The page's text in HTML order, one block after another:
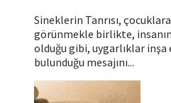
Sineklerin Tanrısı,
görünmekle birlikte,
olduğu gibi, uygarlıklar
bulunduğu mesajını...